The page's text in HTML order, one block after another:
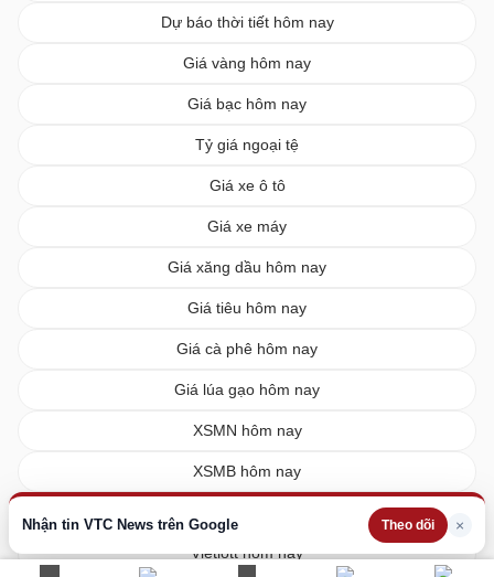
Nhận tin VTC News trên Google Theo dõi ×
Dự báo thời tiết hôm nay
Giá vàng hôm nay
Giá bạc hôm nay
Tỷ giá ngoại tệ
Giá xe ô tô
Giá xe máy
Giá xăng dầu hôm nay
Giá tiêu hôm nay
Giá cà phê hôm nay
Giá lúa gạo hôm nay
XSMN hôm nay
XSMB hôm nay
Vietlott hôm nay